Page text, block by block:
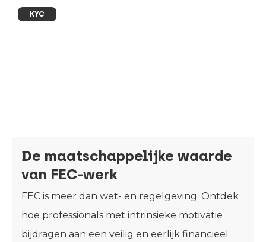
KYC
De maatschappelijke waarde
van FEC-werk
FEC is meer dan wet- en regelgeving. Ontdek
hoe professionals met intrinsieke motivatie
bijdragen aan een veilig en eerlijk financieel